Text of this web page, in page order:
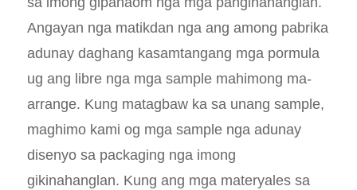
Angayan nga matikdan nga ang among pabrika
adunay daghang kasamtangang mga pormula
ug ang libre nga mga sample mahimong ma-
arrange. Kung matagbaw ka sa unang sample,
maghimo kami og mga sample nga adunay
disenyo sa packaging nga imong
gikinahanglan. Kung ang mga materyales sa